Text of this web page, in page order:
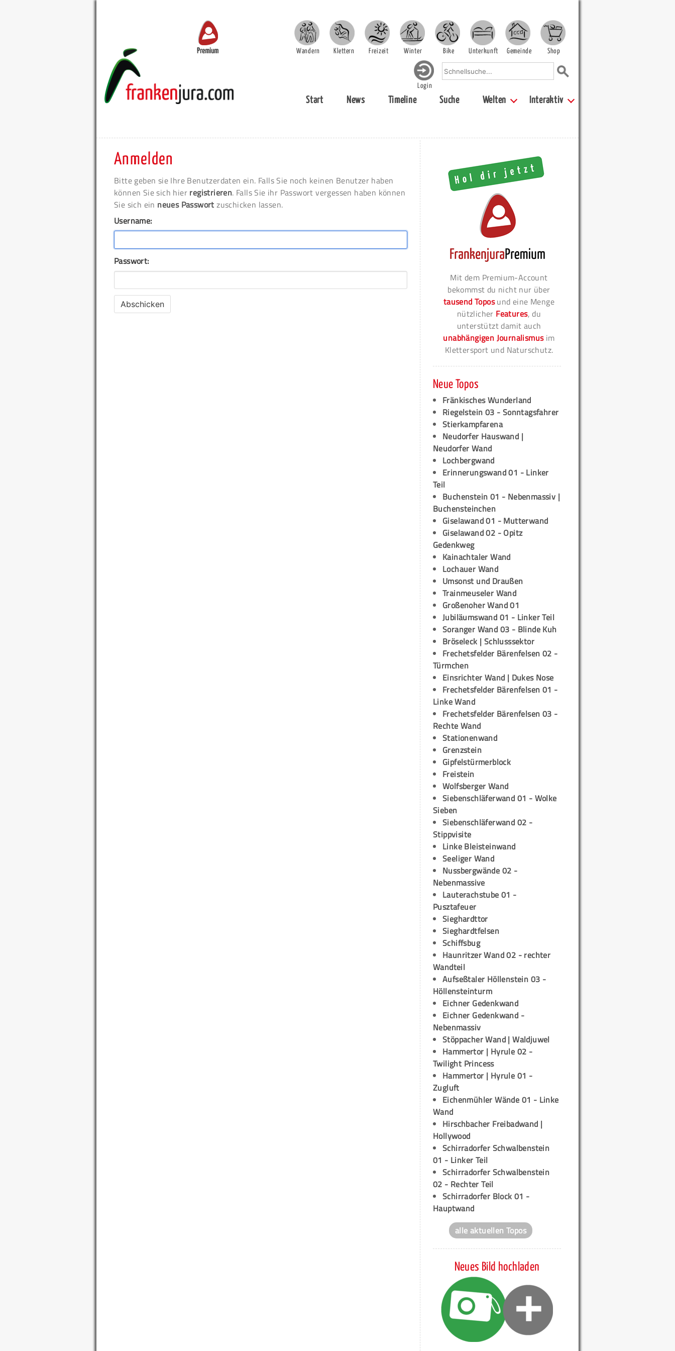
Premium Wandern Klettern Freizeit Winter Bike Unterkunft Gemeinde Shop
Login
Start News Timeline Suche Welten Interaktiv
Anmelden
Bitte geben sie Ihre Benutzerdaten ein. Falls Sie noch keinen Benutzer haben
können Sie sich hier registrieren. Falls Sie ihr Passwort vergessen haben können
Sie sich ein neues Passwort zuschicken lassen.
Username:
Passwort:
Mit dem Premium-Account
bekommst du nicht nur über
tausend Toposund eine Menge
nützlicher Features, du
unterstützt damit auch
unabhängigen Journalismusim
Klettersport und Naturschutz.
Neue Topos
Fränkisches Wunderland
Riegelstein 03 - Sonntagsfahrer
Stierkampfarena
Neudorfer Hauswand |
Neudorfer Wand
Lochbergwand
Erinnerungswand 01 - Linker
Teil
Buchenstein 01 - Nebenmassiv |
Buchensteinchen
Giselawand 01 - Mutterwand
Giselawand 02 - Opitz
Gedenkweg
Kainachtaler Wand
Lochauer Wand
Umsonst und Draußen
Trainmeuseler Wand
Großenoher Wand 01
Jubiläumswand 01 - Linker Teil
Soranger Wand 03 - Blinde Kuh
Bröseleck | Schlusssektor
Frechetsfelder Bärenfelsen 02 -
Türmchen
Einsrichter Wand | Dukes Nose
Frechetsfelder Bärenfelsen 01 -
Linke Wand
Frechetsfelder Bärenfelsen 03 -
Rechte Wand
Stationenwand
Grenzstein
Gipfelstürmerblock
Freistein
Wolfsberger Wand
Siebenschläferwand 01 - Wolke
Sieben
Siebenschläferwand 02 -
Stippvisite
Linke Bleisteinwand
Seeliger Wand
Nussbergwände 02 -
Nebenmassive
Lauterachstube 01 -
Pusztafeuer
Sieghardttor
Sieghardtfelsen
Schiffsbug
Haunritzer Wand 02 - rechter
Wandteil
Aufseßtaler Höllenstein 03 -
Höllensteinturm
Eichner Gedenkwand
Eichner Gedenkwand -
Nebenmassiv
Stöppacher Wand | Waldjuwel
Hammertor | Hyrule 02 -
Twilight Princess
Hammertor | Hyrule 01 -
Zugluft
Eichenmühler Wände 01 - Linke
Wand
Hirschbacher Freibadwand |
Hollywood
Schirradorfer Schwalbenstein
01 - Linker Teil
Schirradorfer Schwalbenstein
02 - Rechter Teil
Schirradorfer Block 01 -
Hauptwand
alle aktuellen Topos
Neues Bild hochladen